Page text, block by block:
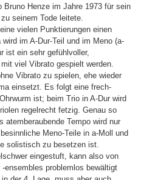
Henze im Jahre 1973 für sein
seinem Tode leitete.
vielen Punktierungen einen
im A-Dur-Teil und im Meno (a-
ist ein sehr gefühlvoller,
viel Vibrato gespielt werden.
Vibrato zu spielen, ehe wieder
einsetzt. Es folgt eine frech-
ist; beim Trio in A-Dur wird
regelrecht fetzig. Genau so
Tempo wird nur
Meno-Teile in a-Moll und
solistisch zu besetzen ist.
eingestuft, kann also von
ensembles problemlos bewältigt